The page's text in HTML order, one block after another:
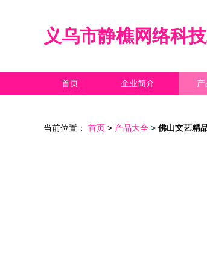
义乌市静樵网络科
首页 企业简介
当前位置： 首页 > 产品大全 > 佛山文艺精